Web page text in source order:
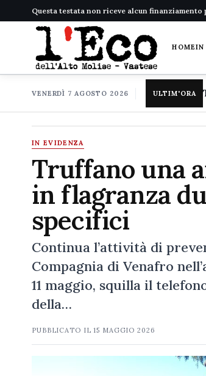
Questa testata non riceve alcun finanziamento
HOMEIN
VENERDÌ 7 AGOSTO 2026 ULTIM'ORA
IN EVIDENZA
Truffano una
in flagranza
specifici
Continua l’attività di
Compagnia di Venafro
11 maggio, squilla il
della…
PUBBLICATO IL15 MAGGIO 2026